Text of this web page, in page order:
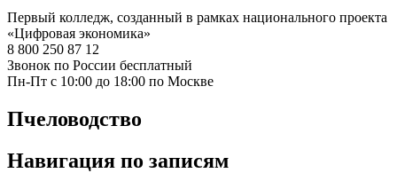
Первый колледж, созданный в рамках национального проекта
«Цифровая экономика»
8 800 250 87 12
Звонок по России бесплатный
Пн-Пт с 10:00 до 18:00 по Москве
Пчеловодство
Навигация по записям